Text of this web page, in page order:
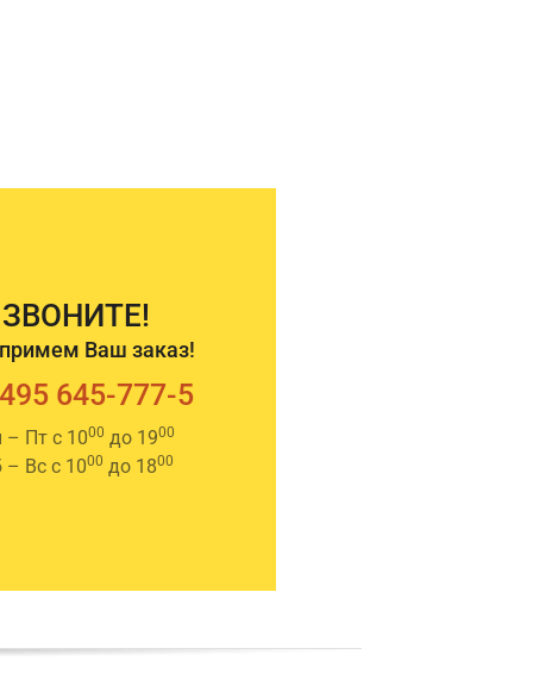
ЗВОНИТЕ!
Ваш заказ!
645-777-5
– Пт с 1000 до 1900
– Вс с 1000 до 1800